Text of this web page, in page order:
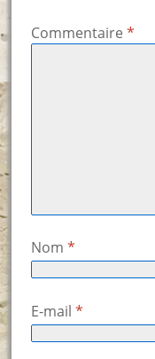
Commentaire *
Nom *
E-mail *